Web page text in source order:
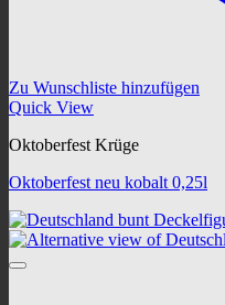
Zu Wunschliste hinzufügen
Quick View
Oktoberfest Krüge
Oktoberfest neu kobalt 0,25l